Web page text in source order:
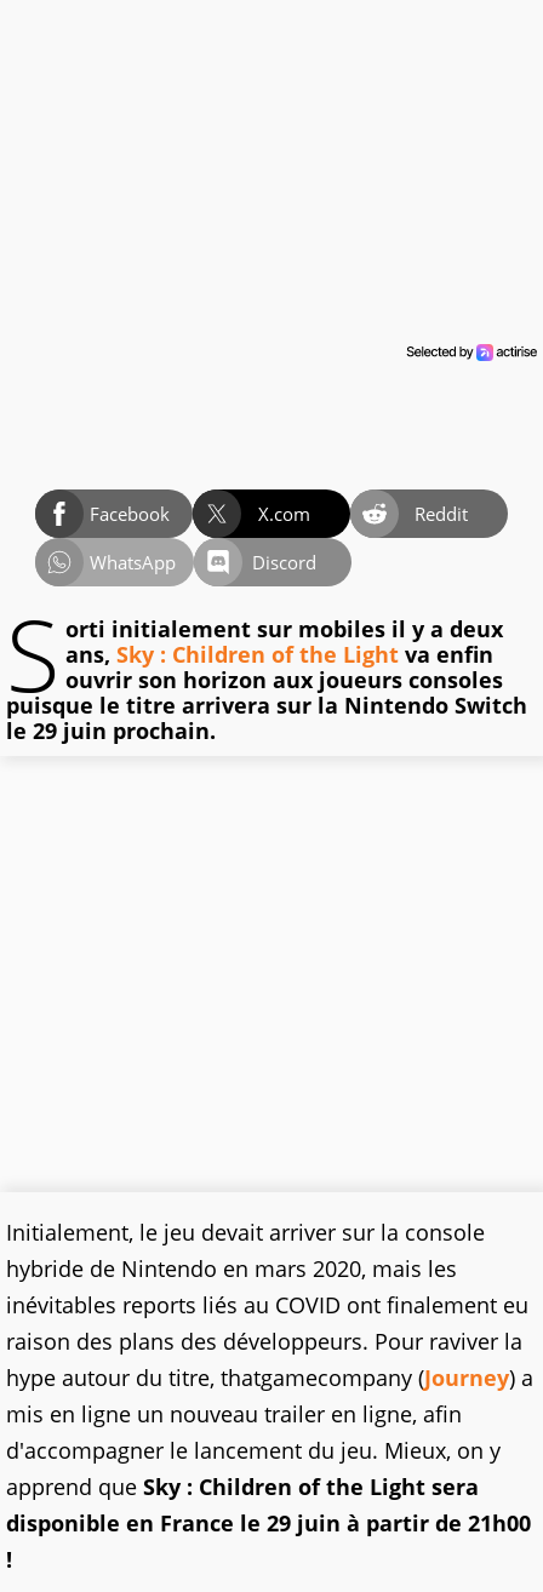
Facebook X.com
Reddit
WhatsApp
Discord
S orti initialement sur mobiles il y a deux
ans, Sky : Children of the Light va enfin
ouvrir son horizon aux joueurs consoles
puisque le titre arrivera sur la Nintendo Switch
le 29 juin prochain.
Initialement, le jeu devait arriver sur la console
hybride de Nintendo en mars 2020, mais les
inévitables reports liés au COVID ont finalement eu
raison des plans des développeurs. Pour raviver la
hype autour du titre, thatgamecompany (Journey) a
mis en ligne un nouveau trailer en ligne, afin
d'accompagner le lancement du jeu. Mieux, on y
apprend que Sky : Children of the Light sera
disponible en France le 29 juin à partir de 21h00
!